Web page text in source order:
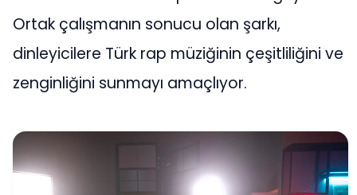
Ortak çalışmanın sonucu olan şarkı,
dinleyicilere Türk rap müziğinin çeşitliliğini ve
zenginliğini sunmayı amaçlıyor.